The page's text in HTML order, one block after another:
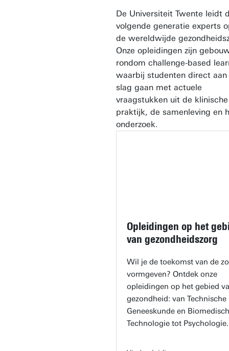
De Universiteit Twente leidt
volgende generatie experts
de wereldwijde
Onze opleidingen zijn
rondom challenge-based
waarbij studenten direct aan
slag gaan met actuele
vraagstukken uit de klinische
praktijk, de samenleving en
onderzoek.
Opleidingen op het
van gezondheidszorg
Wil je de toekomst van de
vormgeven? Ontdek onze
opleidingen op het gebied
gezondheid: van Technische
Geneeskunde en
Technologie tot Psychologie.